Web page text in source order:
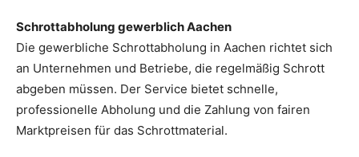
Schrottabholung gewerblich Aachen
Die gewerbliche Schrottabholung in Aachen richtet sich
an Unternehmen und Betriebe, die regelmäßig Schrott
abgeben müssen. Der Service bietet schnelle,
professionelle Abholung und die Zahlung von fairen
Marktpreisen für das Schrottmaterial.